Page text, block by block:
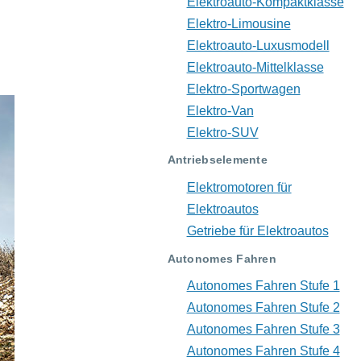
Elektro-Limousine
Elektroauto-Luxusmodell
Elektroauto-Mittelklasse
Elektro-Sportwagen
Elektro-Van
Elektro-SUV
Antriebselemente
Elektromotoren für
Elektroautos
Getriebe für Elektroautos
Autonomes Fahren
Autonomes Fahren Stufe 1
Autonomes Fahren Stufe 2
Autonomes Fahren Stufe 3
Autonomes Fahren Stufe 4